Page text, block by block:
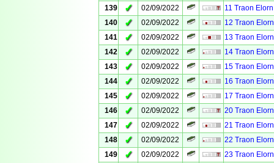
139
✓ 02/09/2022
11 Traon Elorn
140
✓ 02/09/2022
12 Traon Elorn
141
✓ 02/09/2022
13 Traon Elorn
142
✓ 02/09/2022
14 Traon Elorn
143
✓ 02/09/2022
15 Traon Elorn
144
✓ 02/09/2022
16 Traon Elorn
145
✓ 02/09/2022
17 Traon Elorn
146
✓ 02/09/2022
20 Traon Elorn
147
✓ 02/09/2022
21 Traon Elorn
148
✓ 02/09/2022
22 Traon Elorn
149
✓ 02/09/2022
23 Traon Elorn